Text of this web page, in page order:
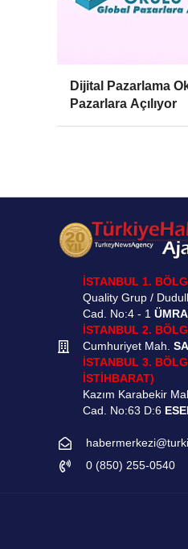
Dijital Pazarlama
Pazarlara Açılıyor
İSTANBUL 1.
Quality Grup /
Cad. No:4 - 1
İSTANBUL 2.
Cumhuriyet Mah.
İSTANBUL 3.
İSTİHBARAT)
Kazım Karabekir
Cad. No:63 D:6
0 (850) 255-0540